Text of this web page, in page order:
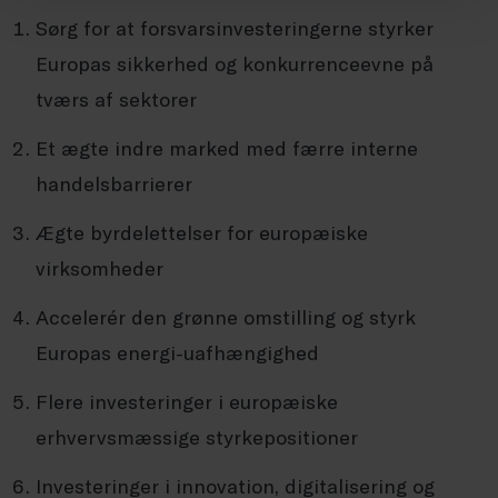
Sørg for at forsvarsinvesteringerne styrker
Europas sikkerhed og konkurrenceevne på
tværs af sektorer
Et ægte indre marked med færre interne
handelsbarrierer
Ægte byrdelettelser for europæiske
virksomheder
Accelerér den grønne omstilling og styrk
Europas energi-uafhængighed
Flere investeringer i europæiske
erhvervsmæssige styrkepositioner
Investeringer i innovation, digitalisering og